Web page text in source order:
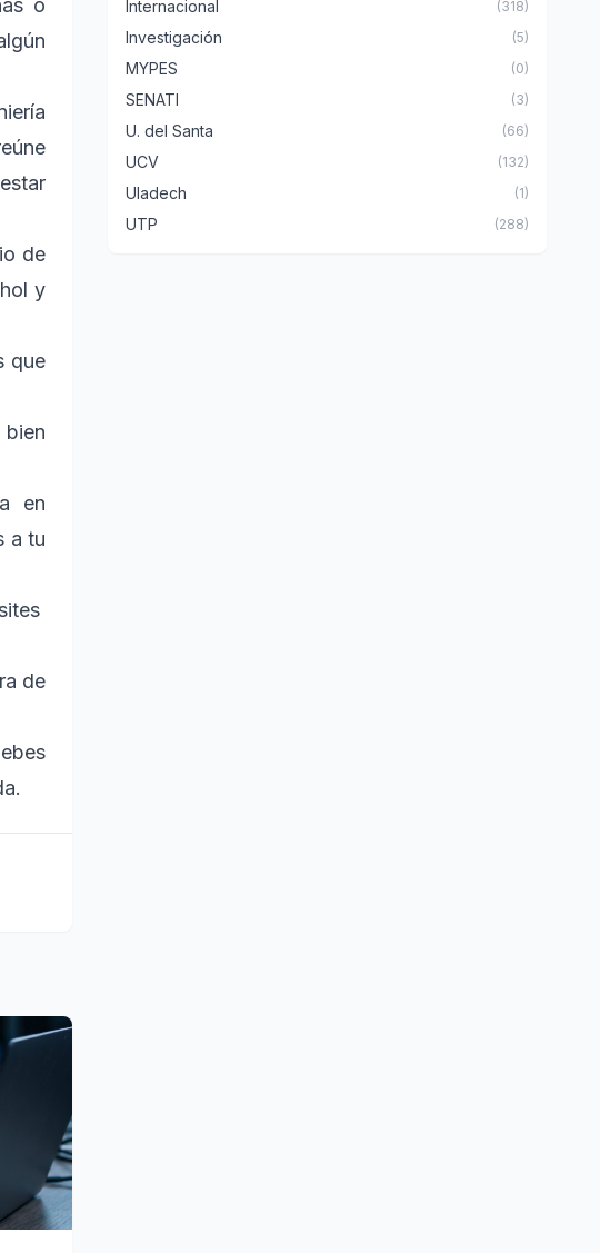
o
de
y
que
en
a tu
de
Internacional (318)
Investigación (5)
MYPES (0)
SENATI (3)
U. del Santa (66)
UCV (132)
Uladech (1)
UTP (288)